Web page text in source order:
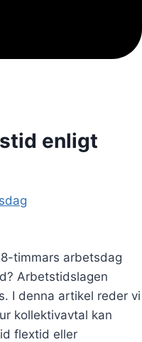
enligt
timmars arbetsdag
Arbetstidslagen
I denna artikel reder vi
kollektivavtal kan
flextid eller